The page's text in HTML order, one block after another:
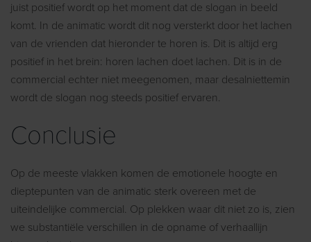
juist positief wordt op het moment dat de slogan in beeld
komt. In de animatic wordt dit nog versterkt door het lachen
van de vrienden dat hieronder te horen is. Dit is altijd erg
positief in het brein: horen lachen doet lachen. Dit is in de
commercial echter niet meegenomen, maar desalniettemin
wordt de slogan nog steeds positief ervaren.
Conclusie
Op de meeste vlakken komen de emotionele hoogte en
dieptepunten van de animatic sterk overeen met de
uiteindelijke commercial. Op plekken waar dit niet zo is, zien
we substantiële verschillen in de opname of verhaallijn